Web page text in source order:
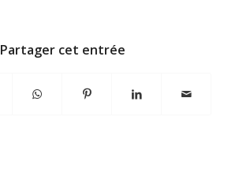
Partager cet entrée